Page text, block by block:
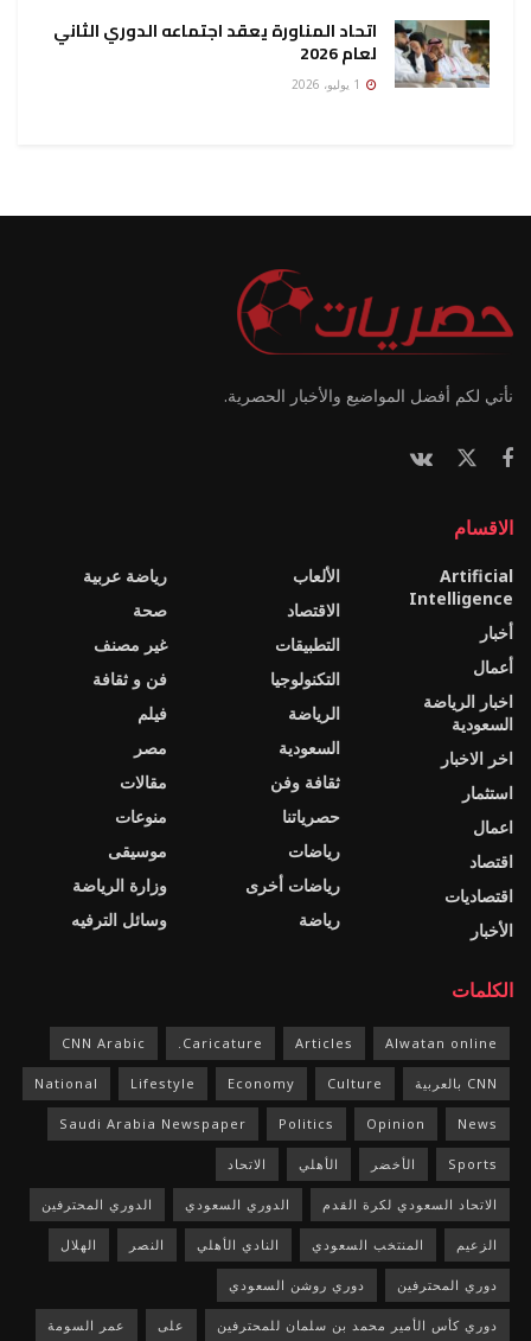
اتحاد المناورة يعقد اجتماعه الدوري الثاني
لعام 2026
نأتي لكم أفضل المواضيع والأخبار الحصرية.
الاقسام
Artificial
Intelligence
أخبار
أعمال
اخبار الرياضة
السعودية
اخر الاخبار
استثمار
اعمال
اقتصاد
اقتصاديات
الأخبار
الألعاب
الاقتصاد
التطبيقات
التكنولوجيا
الرياضة
السعودية
ثقافة وفن
حصرياتنا
رياضات
رياضات أخرى
رياضة
رياضة عربية
صحة
غير مصنف
فن و ثقافة
فيلم
مصر
مقالات
منوعات
موسيقى
وزارة الرياضة
وسائل الترفيه
الكلمات
Alwatan online
Articles
Caricature.
CNN Arabic
CNN بالعربية Culture
Economy
Lifestyle
National
News
Opinion
Politics
Saudi Arabia Newspaper
Sports الأخضر الأهلي الاتحاد
الاتحاد السعودي لكرة القدم الدوري السعودي الدوري المحترفين
الزعيم المنتخب السعودي النادي الأهلي النصر الهلال
دوري المحترفين دوري روشن السعودي
دوري كأس الأمير محمد بن سلمان للمحترفين على عمر السومة